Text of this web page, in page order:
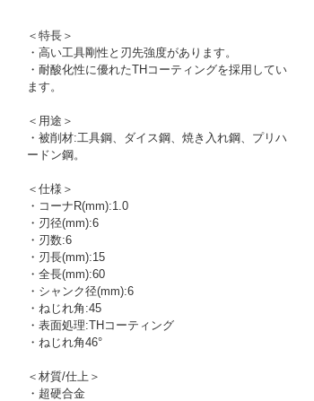
＜特長＞
・高い工具剛性と刃先強度があります。
・耐酸化性に優れたTHコーティングを採用してい
ます。
＜用途＞
・被削材:工具鋼、ダイス鋼、焼き入れ鋼、プリハ
ードン鋼。
＜仕様＞
・コーナR(mm):1.0
・刃径(mm):6
・刃数:6
・刃長(mm):15
・全長(mm):60
・シャンク径(mm):6
・ねじれ角:45
・表面処理:THコーティング
・ねじれ角46°
＜材質/仕上＞
・超硬合金